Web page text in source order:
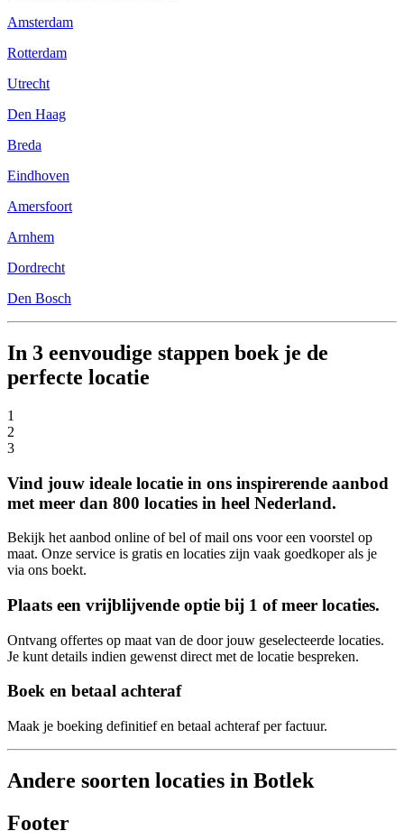
Amsterdam
Rotterdam
Utrecht
Den Haag
Breda
Eindhoven
Amersfoort
Arnhem
Dordrecht
Den Bosch
In 3 eenvoudige stappen boek je de
perfecte locatie
1
2
3
Vind jouw ideale locatie in ons inspirerende aanbod
met meer dan 800 locaties in heel Nederland.
Bekijk het aanbod online of bel of mail ons voor een voorstel op
maat. Onze service is gratis en locaties zijn vaak goedkoper als je
via ons boekt.
Plaats een vrijblijvende optie bij 1 of meer locaties.
Ontvang offertes op maat van de door jouw geselecteerde locaties.
Je kunt details indien gewenst direct met de locatie bespreken.
Boek en betaal achteraf
Maak je boeking definitief en betaal achteraf per factuur.
Andere soorten locaties in Botlek
Footer